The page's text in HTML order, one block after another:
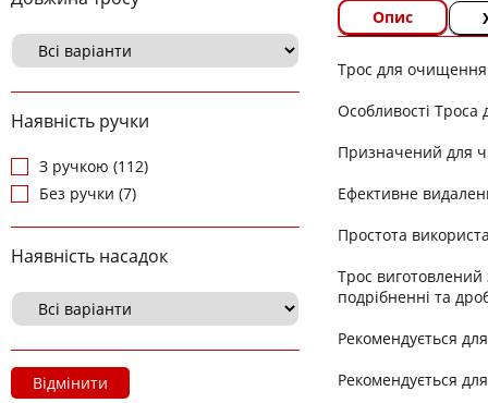
Наявність ручки
З ручкою (112)
Без ручки (7)
Наявність насадок
Відмінити
Опис
Трос для очищення
Особливості
Призначений для
Ефективне
Простота
Трос
подрібненні та
Рекомендується
Рекомендується